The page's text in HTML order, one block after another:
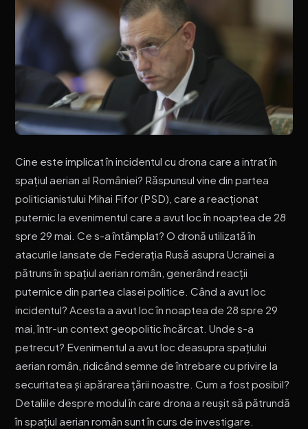
Cine este implicat în incidentul cu drona care a intrat în
spațiul aerian al României? Răspunsul vine din partea
politicianistului Mihai Fifor (PSD), care a reacționat
puternic la evenimentul care a avut loc în noaptea de 28
spre 29 mai. Ce s-a întâmplat? O dronă utilizată în
atacurile lansate de Federația Rusă asupra Ucrainei a
pătruns în spațiul aerian român, generând reacții
puternice din partea clasei politice. Când a avut loc
incidentul? Acesta a avut loc în noaptea de 28 spre 29
mai, într-un context geopolitic încărcat. Unde s-a
petrecut? Evenimentul a avut loc deasupra spațiului
aerian român, ridicând semne de întrebare cu privire la
securitatea și apărarea țării noastre. Cum a fost posibil?
Detaliile despre modul în care drona a reușit să pătrundă
în spațiul aerian român sunt în curs de investigare.